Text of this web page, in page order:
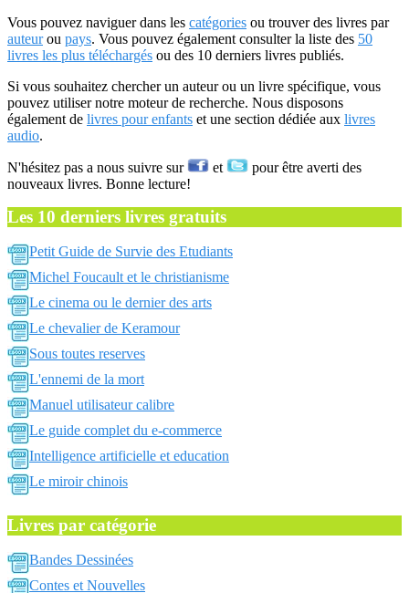
Vous pouvez naviguer dans les catégories ou trouver des livres par
auteurou pays. Vous pouvez également consulter la liste des 50
livres les plus téléchargés ou des 10 derniers livres publiés.
Si vous souhaitez chercher un auteur ou un livre spécifique, vous
pouvez utiliser notre moteur de recherche. Nous disposons
également de livres pour enfants et une section dédiée aux livres
audio.
N'hésitez pas a nous suivre sur et
pour être averti des
nouveaux livres. Bonne lecture!
Les 10 derniers livres gratuits
Petit Guide de Survie des Etudiants
Michel Foucault et le christianisme
Le cinema ou le dernier des arts
Le chevalier de Keramour
Sous toutes reserves
L'ennemi de la mort
Manuel utilisateur calibre
Le guide complet du e-commerce
Intelligence artificielle et education
Le miroir chinois
Livres par catégorie
Bandes Dessinées
Contes et Nouvelles